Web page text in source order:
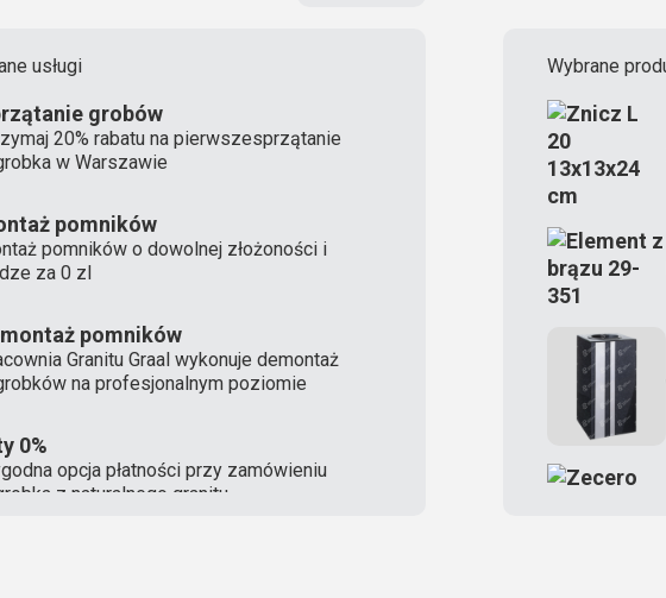
usługi
grobów
20% rabatu na pierwszesprzątanie
w Warszawie
pomników
pomników o dowolnej złożoności i
za 0 zl
pomników
Granitu Graal wykonuje demontaż
na profesjonalnym poziomie
0%
opcja płatności przy zamówieniu
z naturalnego granitu
Wybrane